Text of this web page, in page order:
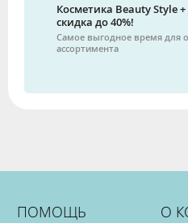
Косметика Beauty Style
скидка до 40%!
Самое выгодное время для
ассортимента
ПОМОЩЬ О